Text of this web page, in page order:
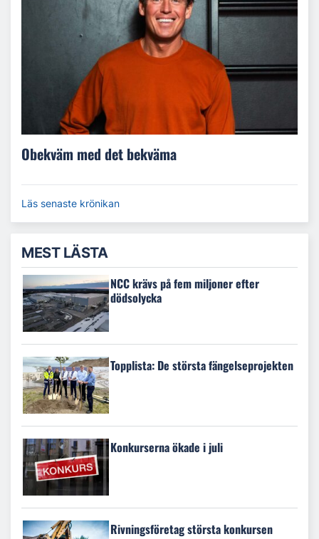
Obekväm med det bekväma
Läs senaste krönikan
MEST LÄSTA
NCC krävs på fem miljoner efter
dödsolycka
Topplista: De största fängelseprojekten
Konkurserna ökade i juli
Rivningsföretag största konkursen